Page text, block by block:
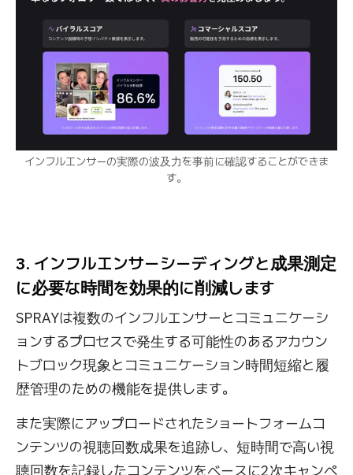
インフルエンサーの実際の波及力を事前に確認することができま
す。
3. インフルエンサーシーディングと成果測定
に必要な時間を効果的に削減します
SPRAYは複数のインフルエンサーとコミュニケーシ
ョンするプロセスで発生する可能性のあるアカウン
トブロック現象とコミュニケーション時間短縮と履
歴管理のための機能を提供します。
また実際にアップロードされたショートフォームコ
ンテンツの視聴回数成果を追跡し、短時間で高い視
聴回数を記録したコンテンツをベースに2次キャンペ